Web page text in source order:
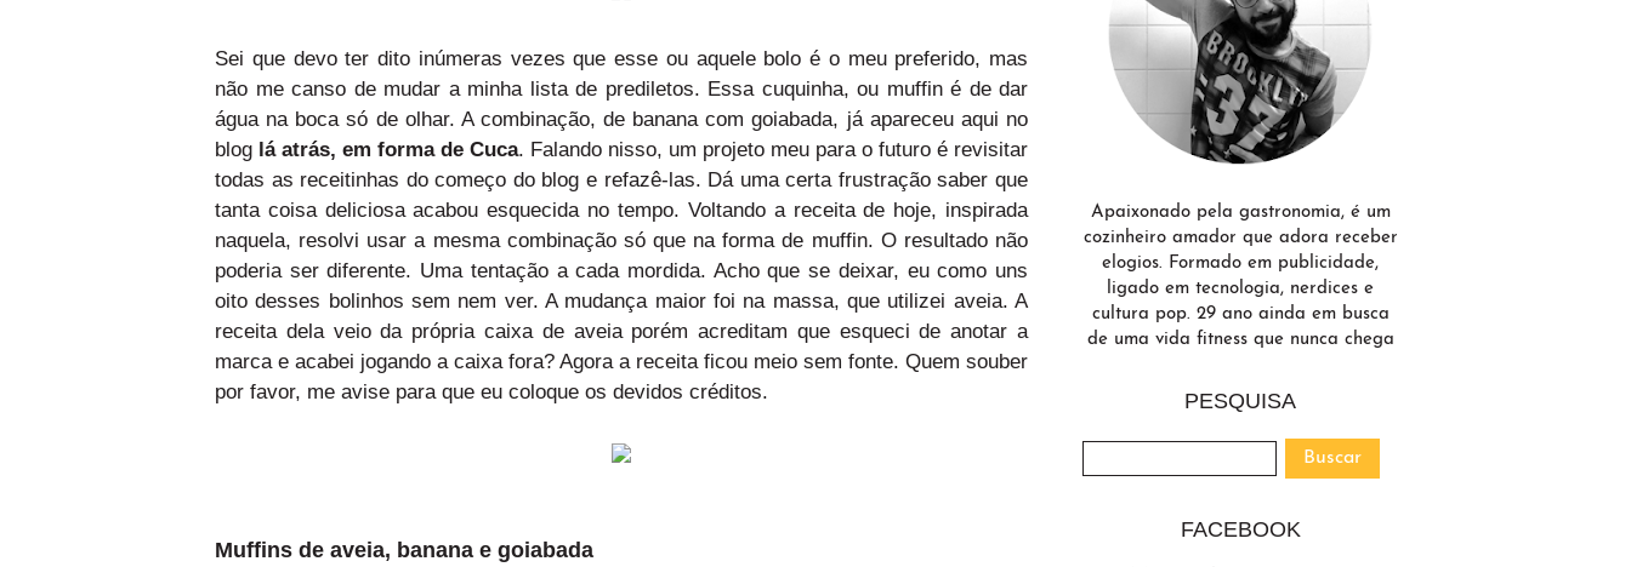
Sei que devo ter dito inúmeras vezes que esse ou aquele bolo é o meu preferido, mas
não me canso de mudar a minha lista de prediletos. Essa cuquinha, ou muffin é de dar
água na boca só de olhar. A combinação, de banana com goiabada, já apareceu aqui no
blog lá atrás, em forma de Cuca . Falando nisso, um projeto meu para o futuro é revisitar
todas as receitinhas do começo do blog e refazê-las. Dá uma certa frustração saber que
tanta coisa deliciosa acabou esquecida no tempo. Voltando a receita de hoje, inspirada
naquela, resolvi usar a mesma combinação só que na forma de muffin. O resultado não
poderia ser diferente. Uma tentação a cada mordida. Acho que se deixar, eu como uns
oito desses bolinhos sem nem ver. A mudança maior foi na massa, que utilizei aveia. A
receita dela veio da própria caixa de aveia porém acreditam que esqueci de anotar a
marca e acabei jogando a caixa fora? Agora a receita ficou meio sem fonte. Quem souber
por favor, me avise para que eu coloque os devidos créditos.
Muffins de aveia, banana e goiabada
Apaixonado pela gastronomia, é um
cozinheiro amador que adora receber
elogios. Formado em publicidade,
ligado em tecnologia, nerdices e
cultura pop. 29 ano ainda em busca
de uma vida fitness que nunca chega
PESQUISA
FACEBOOK